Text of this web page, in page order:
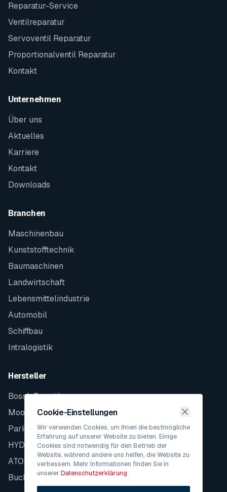
Reparatur-Service
Ventilreparatur
Servoventil Reparatur
Proportionalventil Reparatur
Kontakt
Unternehmen
Über uns
Aktuelles
Karriere
Kontakt
Downloads
Branchen
Maschinenbau
Kunststofftechnik
Baumaschinen
Landwirtschaft
Lebensmittelindustrie
Automobil
Schiffbau
Intralogistik
Hersteller
Bosch Rexroth
Moog
Parker
HYDAC
ATOS
Bucher
Cookie-Einstellungen
Wir verwenden Cookies, um Ihnen die bestmögliche
Erfahrung auf unserer Website zu bieten. Einige
Cookies sind notwendig für den Betrieb der
Website, während andere uns helfen, die Website zu
verbessern. Mehr Informationen finden Sie in
unsererDatenschutzerklärung